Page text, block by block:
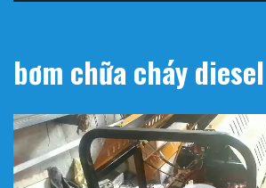
bơm chữa cháy diesel
Trình
chơi
Video